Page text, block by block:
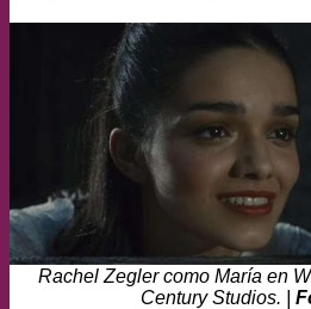
Rachel Zegler como María en
Century Studios. |